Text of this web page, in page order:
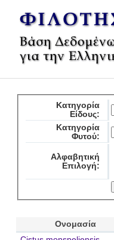
Κατηγορία
Είδους:
Κατηγορία
Φυτού:
Αλφαβητική
Επιλογή:
Ονομασία